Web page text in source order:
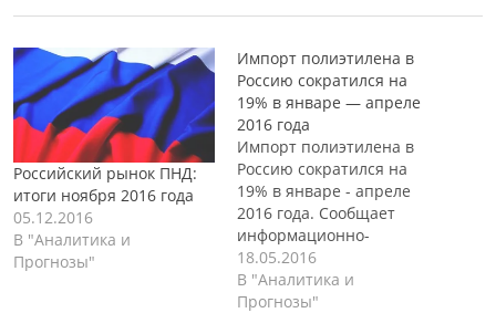
Российский рынок ПНД:
итоги ноября 2016 года
05.12.2016
В "Аналитика и
Прогнозы"
Импорт полиэтилена в
Россию сократился на
19% в январе — апреле
2016 года
Импорт полиэтилена в
Россию сократился на
19% в январе - апреле
2016 года. Сообщает
информационно-
аналитическая
компания Маркет Репорт
в своем обзоре ДатаСкоп.
18.05.2016
В "Аналитика и
Прогнозы"